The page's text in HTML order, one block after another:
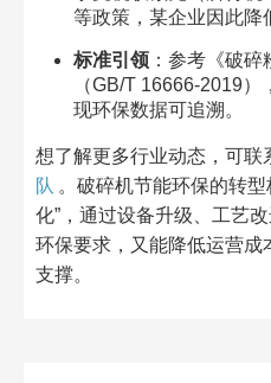
等政策，某企业因此降
标准引领：参考《破碎
（GB/T 16666-2019
现环保数据可追溯。​
想了解更多行业动态，可联
队 。破碎机节能环保的转
化”，通过设备升级、工艺
环保要求，又能降低运营
支撑。